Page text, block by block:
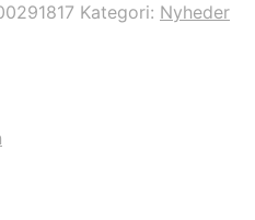
Kategori: Nyheder